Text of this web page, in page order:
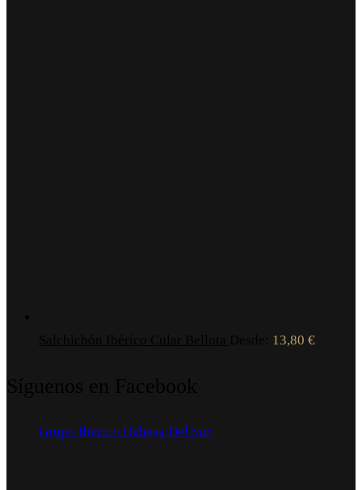
13,80 €
Grupo Iberico Dehesa Del Sur